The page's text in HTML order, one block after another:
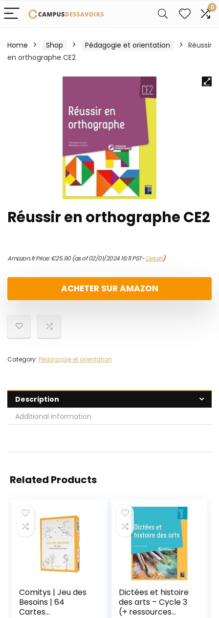
0
Home Shop Pédagogie et orientation
Réussir
en orthographe CE2
Réussir en orthographe CE2
Amazon.fr Price:€25.90(as of 02/01/2024 16:11 PST-Details)
ACHETER SUR AMAZON
Category: Pédagogie et orientation
Description
Additional information
Related Products
Comitys | Jeu des
Besoins | 64
Cartes
Dictées et histoire
des arts – Cycle 3
(+ ressources